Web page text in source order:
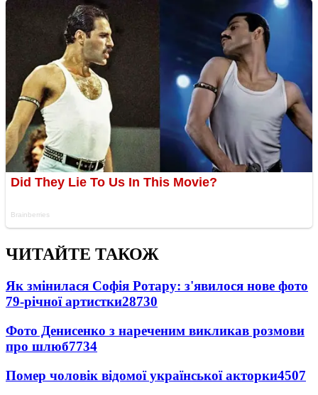
ЧИТАЙТЕ ТАКОЖ
Як змінилася Софія Ротару: з'явилося нове фото
79-річної артистки28730
Фото Денисенко з нареченим викликав розмови
про шлюб7734
Помер чоловік відомої української акторки4507